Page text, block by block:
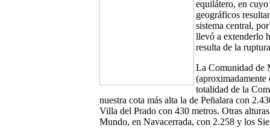
equilátero, en
geográficos
sistema central,
llevó a extenderlo
resulta de la
La Comunidad de
totalidad de la
nuestra cota más alta la de Peñalara con
Villa del Prado con 430 metros. Otras
Mundo, en Navacerrada, con 2.258 y los